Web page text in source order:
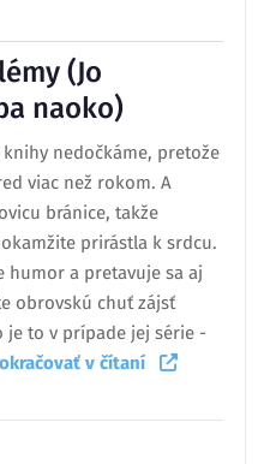
(Jo
naoko)
knihy nedočkáme, pretože
viac než rokom. A
bránice, takže
prirástla k srdcu.
humor a pretavuje sa aj
obrovskú chuť zájsť
je to v prípade jej série -
v čítaní